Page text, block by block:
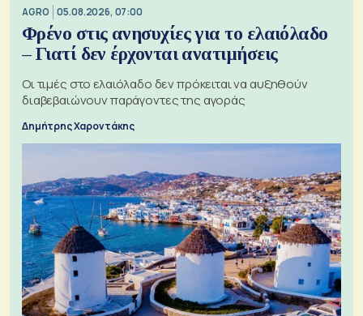
AGRO 05.08.2026, 07:00
Φρένο στις ανησυχίες για το ελαιόλαδο
– Γιατί δεν έρχονται ανατιμήσεις
Οι τιμές στο ελαιόλαδο δεν πρόκειται να αυξηθούν
διαβεβαιώνουν παράγοντες της αγοράς
Δημήτρης Χαροντάκης